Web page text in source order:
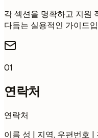
각 섹션을 명확하고 지원
다듬는 실용적인 가이드
01
연락처
연락처
이름 성 | 지역, 우편번호